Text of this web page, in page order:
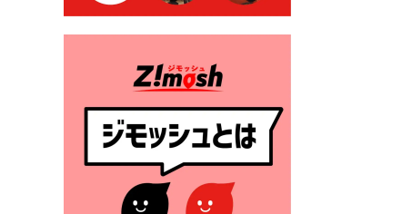
（令和８年４月１日施行）
格改定
2026年6月23日 公告一覧（市
内業者対象）を更新しまし